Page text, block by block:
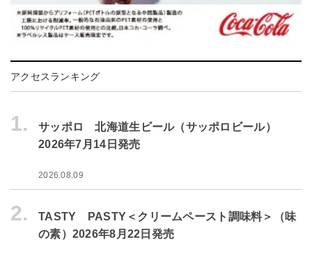
アクセスランキング
1.
サッポロ 北海道生ビール（サッポロビール）
2026年7月14日発売
2026.08.09
2.
TASTY PASTY＜クリームペースト調味料＞（味
の素）2026年8月22日発売